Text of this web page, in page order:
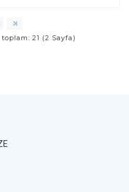
21 (2 Sayfa)